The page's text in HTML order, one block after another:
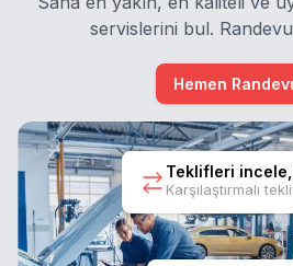
servislerini bul.
Hemen
Teklifleri incele,
Karşılaştırmalı